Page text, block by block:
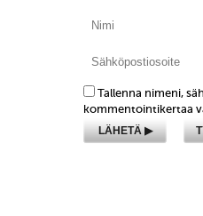
Tallenna nimeni,
kommentointikertaa